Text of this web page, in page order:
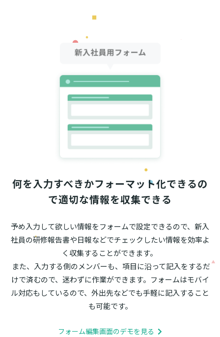
何を入力すべきかフォーマット化できるの
で適切な情報を収集できる
予め入力して欲しい情報をフォームで設定できるので、新入
社員の研修報告書や日報などでチェックしたい情報を効率よ
く収集することができます。
けで済むので、迷わずに作業ができます。フォームはモバイ
ル対応もしているので、外出先などでも手軽に記入すること
も可能です。
フォーム編集画面のデモを見る